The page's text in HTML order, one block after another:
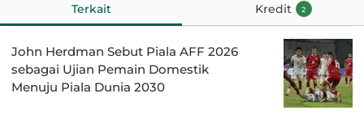
Terkait Kredit 2
John Herdman Sebut Piala AFF 2026
sebagai Ujian Pemain Domestik
Menuju Piala Dunia 2030